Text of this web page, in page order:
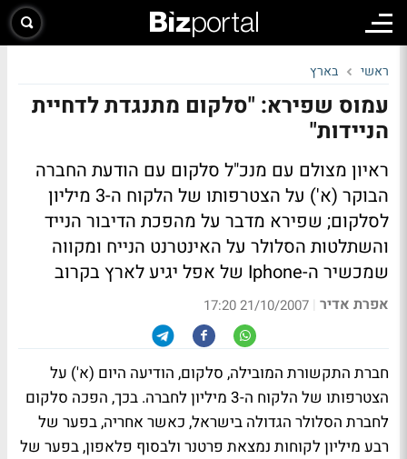
ראשי בארץ
עמוס שפירא: "סלקום מתנגדת לדחיית
הניידות"
ראיון מצולם עם מנכ"ל סלקום עם הודעת החברה
הבוקר (א') על הצטרפותו של הלקוח ה-3 מיליון
לסלקום; שפירא מדבר על מהפכת הדיבור הנייד
והשתלטות הסלולר על האינטרנט הנייח ומקווה
שמכשיר ה-Iphone של אפל יגיע לארץ בקרוב
אפרת אדיר |
21/10/2007 17:20
חברת התקשורת המובילה, סלקום, הודיעה היום (א') על
הצטרפותו של הלקוח ה-3 מיליון לחברה. בכך, הפכה סלקום
לחברת הסלולר הגדולה בישראל, כאשר אחריה, בפער של
רבע מיליון לקוחות נמצאת פרטנר ולבסוף פלאפון, בפער של